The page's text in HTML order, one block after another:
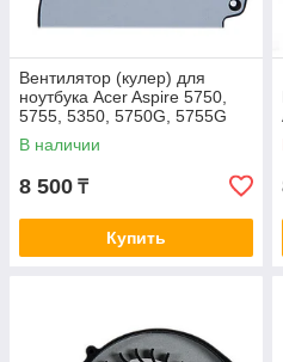
Вентилятор (кулер) для
ноутбука Acer Aspire 5750,
5755, 5350, 5750G, 5755G
V3-571G
В наличии
8 500 ₸
Купить